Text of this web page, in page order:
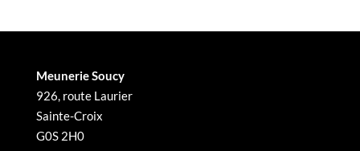
Meunerie Soucy
926, route Laurier
Sainte-Croix
G0S 2H0